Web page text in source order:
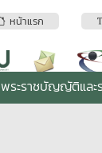
หน้าแรก
พระราชบัญญัติและ